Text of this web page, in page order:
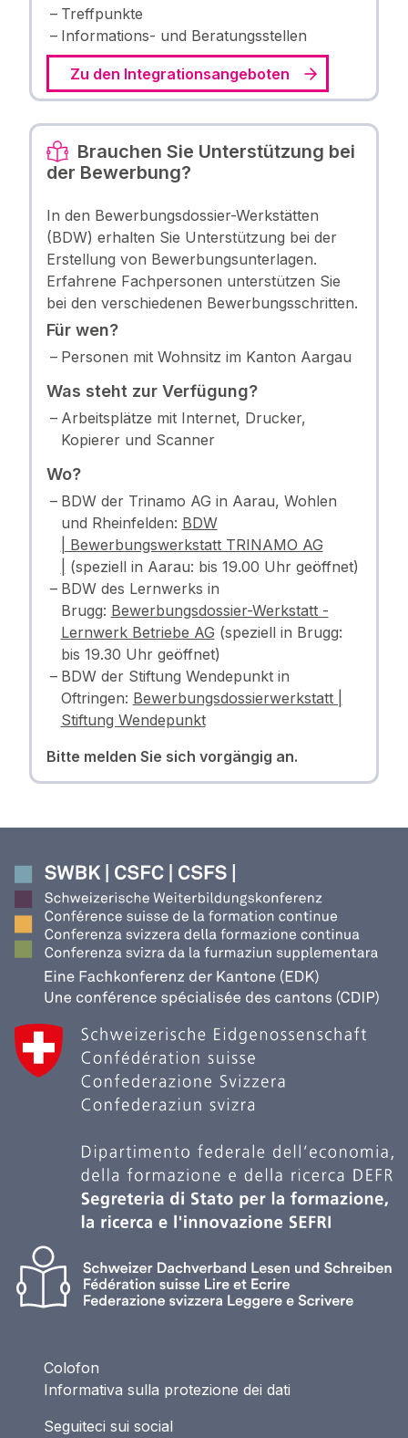
Treffpunkte
Informations- und Beratungsstellen
Zu den Integrationsangeboten
Brauchen Sie Unterstützung bei
der Bewerbung?
In den Bewerbungsdossier-Werkstätten
(BDW) erhalten Sie Unterstützung bei der
Erstellung von Bewerbungsunterlagen.
Erfahrene Fachpersonen unterstützen Sie
bei den verschiedenen Bewerbungsschritten.
Für wen?
Personen mit Wohnsitz im Kanton Aargau
Was steht zur Verfügung?
Arbeitsplätze mit Internet, Drucker,
Kopierer und Scanner
Wo?
BDW der Trinamo AG in Aarau, Wohlen
und Rheinfelden: BDW
| Bewerbungswerkstatt TRINAMO AG
(speziell in Aarau: bis 19.00 Uhr geöffnet)
BDW des Lernwerks in
Brugg: Bewerbungsdossier-Werkstatt -
Lernwerk Betriebe AG (speziell in Brugg:
bis 19.30 Uhr geöffnet)
BDW der Stiftung Wendepunkt in
Oftringen: Bewerbungsdossierwerkstatt |
Stiftung Wendepunkt
Bitte melden Sie sich vorgängig an.
Colofon
Informativa sulla protezione dei dati
Seguiteci sui social